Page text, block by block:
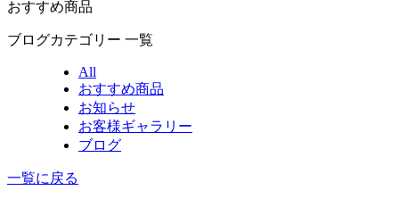
おすすめ商品
ブログカテゴリー 一覧
All
おすすめ商品
お知らせ
お客様ギャラリー
ブログ
一覧に戻る